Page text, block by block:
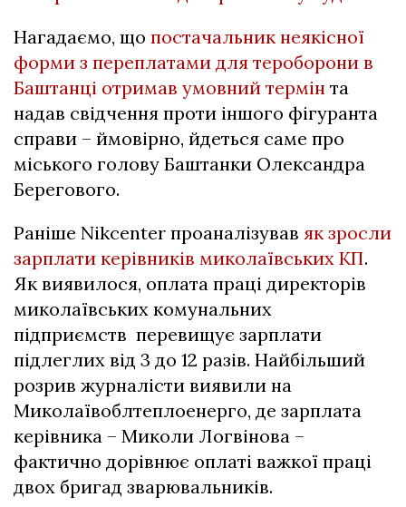
Нагадаємо, що постачальник неякісної
форми з переплатами для тероборони в
Баштанці отримав умовний термін та
надав свідчення проти іншого фігуранта
справи – ймовірно, йдеться саме про
міського голову Баштанки Олександра
Берегового.
Раніше Nikcenter проаналізував як зросли
зарплати керівників миколаївських КП.
Як виявилося, оплата праці директорів
миколаївських комунальних
підприємств перевищує зарплати
підлеглих від 3 до 12 разів. Найбільший
розрив журналісти виявили на
Миколаївоблтеплоенерго, де зарплата
керівника – Миколи Логвінова –
фактично дорівнює оплаті важкої праці
двох бригад зварювальників.